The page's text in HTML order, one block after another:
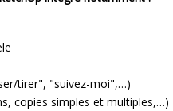
tirer", "suivez-moi",…)
copies simples et multiples,…)